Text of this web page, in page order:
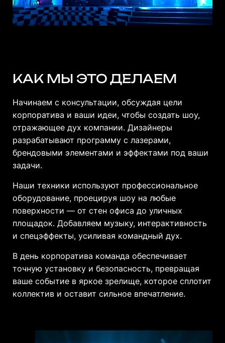
КАК МЫ ЭТО ДЕЛАЕМ
Начинаем с консультации, обсуждая цели
корпоратива и ваши идеи, чтобы создать шоу,
отражающее дух компании. Дизайнеры
разрабатывают программу с лазерами,
брендовыми элементами и эффектами под ваши
задачи.
Наши техники используют профессиональное
оборудование, проецируя шоу на любые
поверхности — от стен офиса до уличных
площадок. Добавляем музыку, интерактивность
и спецэффекты, усиливая командный дух.
В день корпоратива команда обеспечивает
точную установку и безопасность, превращая
ваше событие в яркое зрелище, которое сплотит
коллектив и оставит сильное впечатление.